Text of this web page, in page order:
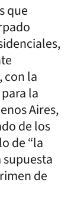
que
con la
la
Aires,
de los
de “la
de